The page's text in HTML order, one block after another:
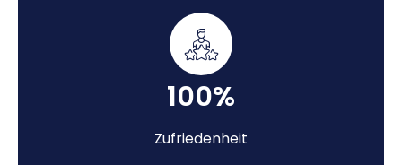
100%
Zufriedenheit